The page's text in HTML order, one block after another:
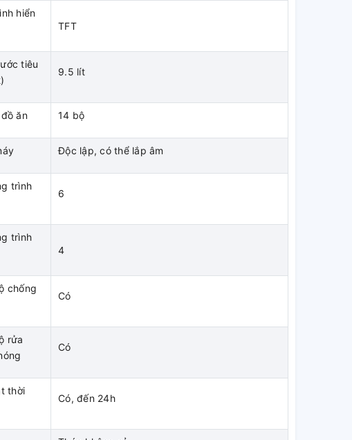
hiển
TFT
tiêu
9.5 lít
ăn 14 bộ
Độc lập, có thể lắp âm
trình
6
trình
4
chống
Có
rửa
Có
thời
Có, đến 24h